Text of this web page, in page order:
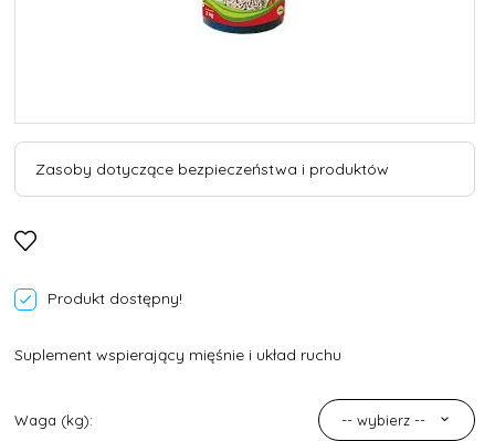
Zasoby dotyczące bezpieczeństwa i produktów
Produkt dostępny!
Suplement wspierający mięśnie i układ ruchu
Waga (kg): -- wybierz --